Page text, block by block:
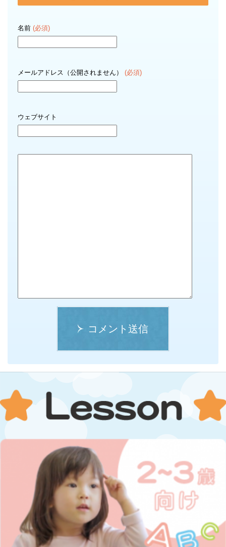
名前 (必須)
メールアドレス（公開されません） (必須)
ウェブサイト
コメント送信